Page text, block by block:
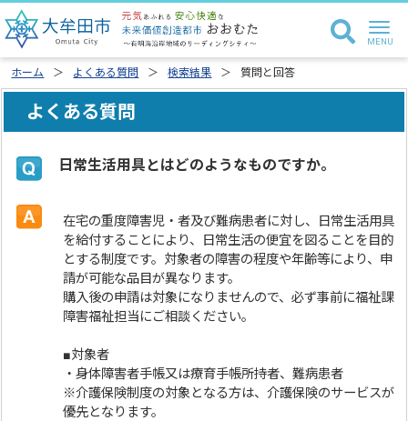
ホーム よくある質問 検索結果 質問と回答
よくある質問
日常生活用具とはどのようなものですか。
在宅の重度障害児・者及び難病患者に対し、日常生活用具
を給付することにより、日常生活の便宜を図ることを目的
とする制度です。対象者の障害の程度や年齢等により、申
請が可能な品目が異なります。
購入後の申請は対象になりませんので、必ず事前に福祉課
障害福祉担当にご相談ください。
■対象者
・身体障害者手帳又は療育手帳所持者、難病患者
※介護保険制度の対象となる方は、介護保険のサービスが
優先となります。